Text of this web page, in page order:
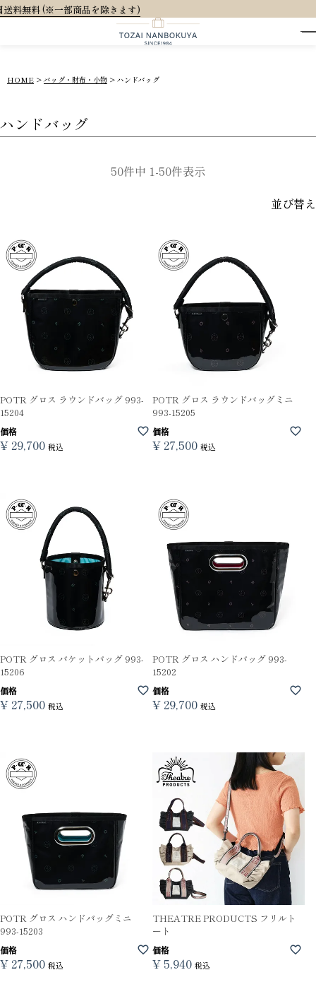
HOME バッグ・財布・小物 ハンドバッグ
ハンドバッグ
並び替え
50件中 1-50件表示
POTR グロス ラウンドバッグ 993-
15204
価格
¥29,700 税込
POTR グロス ラウンドバッグミニ
993-15205
価格
¥27,500 税込
POTR グロス バケットバッグ 993-
15206
価格
¥27,500 税込
POTR グロス ハンドバッグ 993-
15202
価格
¥29,700 税込
POTR グロス ハンドバッグミニ
993-15203
価格
¥27,500 税込
THEATRE PRODUCTS フリルト
ート
価格
¥ 5,940 税込